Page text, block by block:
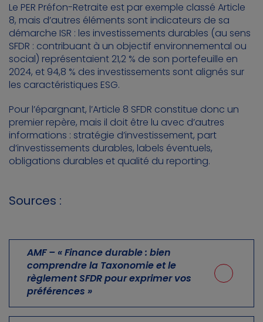
Le PER Préfon-Retraite est par exemple classé Article
8, mais d’autres éléments sont indicateurs de sa
démarche ISR : les investissements durables (au sens
SFDR : contribuant à un objectif environnemental ou
social) représentaient 21,2 % de son portefeuille en
2024, et 94,8 % des investissements sont alignés sur
les caractéristiques ESG.
Pour l’épargnant, l’Article 8 SFDR constitue donc un
premier repère, mais il doit être lu avec d’autres
informations : stratégie d’investissement, part
d’investissements durables, labels éventuels,
obligations durables et qualité du reporting.
Sources :
AMF – « Finance durable : bien
comprendre la Taxonomie et le
règlement SFDR pour exprimer vos
préférences »